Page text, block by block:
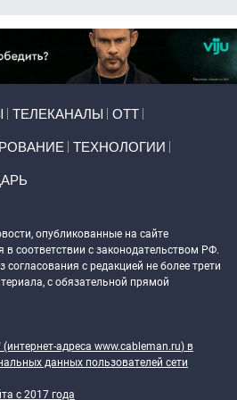
ТЕЛЕКАНАЛЫ ОТТ
ТЕХНОЛОГИИ
опубликованные на сайте
в соответствии с законодательством РФ.
согласования с редакцией не более трети
с обязательной прямой
адреса www.cableman.ru) в
данных пользователей сети
c 2017 года